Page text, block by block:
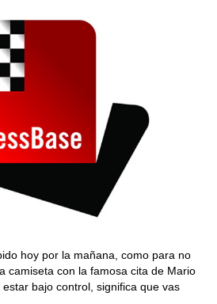
hoy por la mañana, como para no
camiseta con la famosa cita de Mario
bajo control, significa que vas